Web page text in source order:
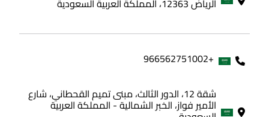
+966562751002
شقة 12، الدور الثالث، مبنى تميم القحطاني، شارع
الأمير فواز، الخبر الشمالية - المملكة العربية